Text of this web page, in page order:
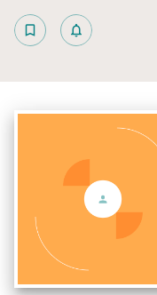
bookmark_border